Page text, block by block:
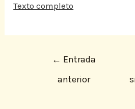
Texto completo
← Entrada
anterior